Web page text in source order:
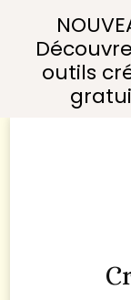
outils